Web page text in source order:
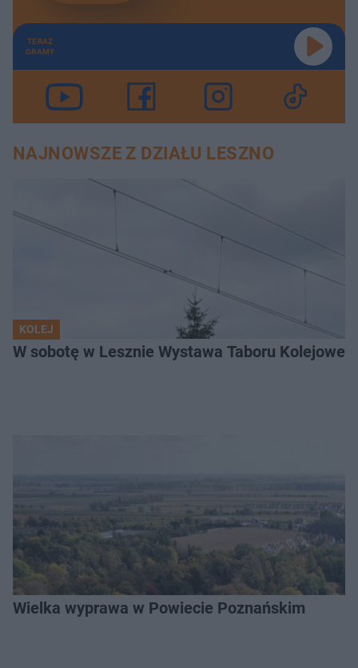
TERAZ
GRAMY
NAJNOWSZE Z DZIAŁU LESZNO
KOLEJ
W sobotę w Lesznie Wystawa Taboru
Wielka wyprawa w Powiecie Poznańskim